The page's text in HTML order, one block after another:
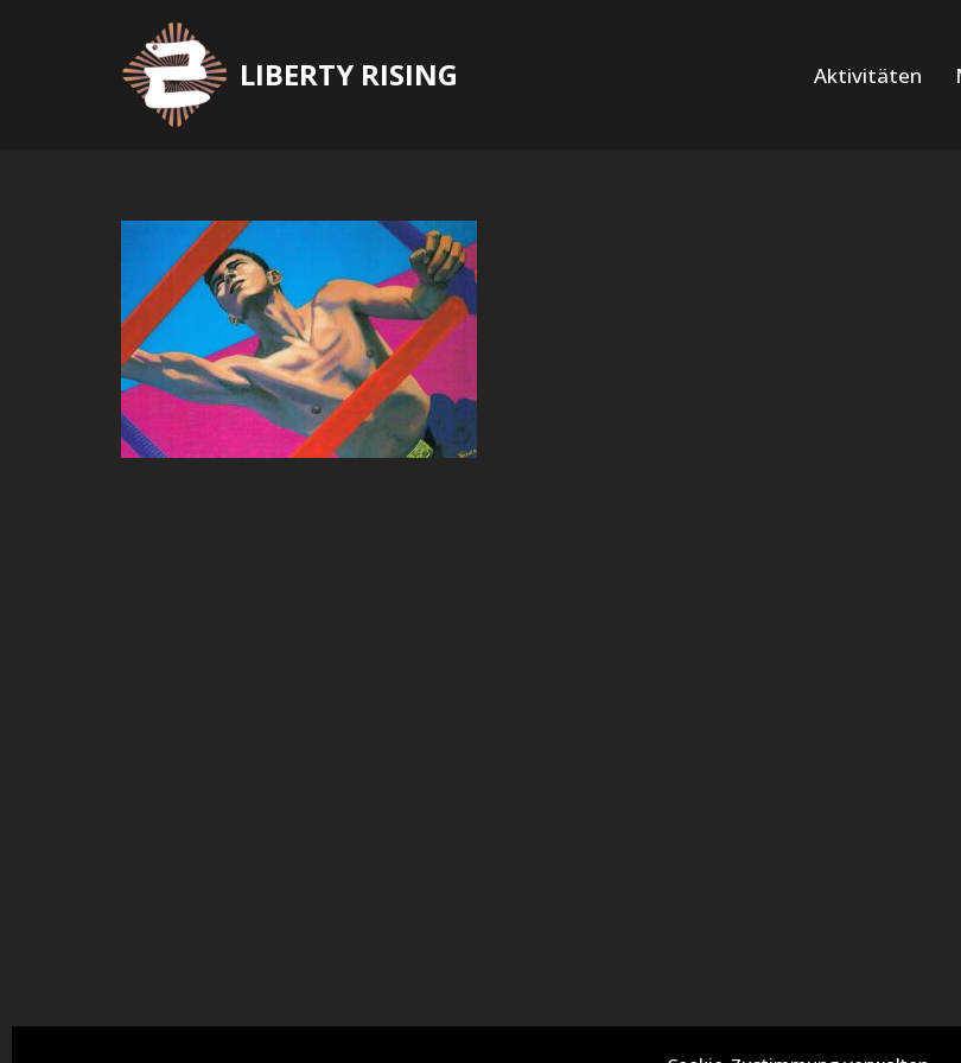
LIBERTY RISING Aktivitäten